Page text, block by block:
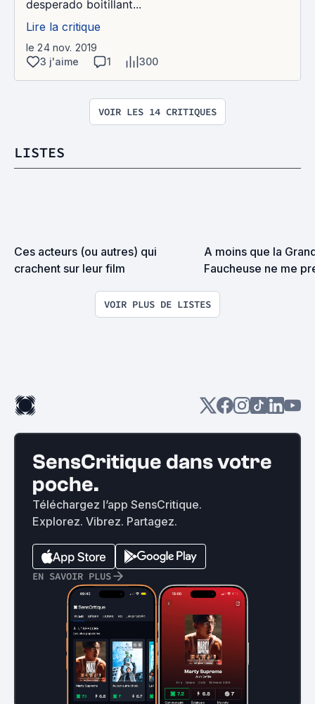
desperado boitillant...
Lire la critique
le 24 nov. 2019
3 j'aime
1 300
VOIR LES 14 CRITIQUES
LISTES
Ces acteurs (ou autres) qui
crachent sur leur film
A moins que la
Faucheuse ne me
VOIR PLUS DE LISTES
SensCritique dans votre
poche.
Téléchargez l’app SensCritique.
Explorez. Vibrez. Partagez.
EN SAVOIR PLUS